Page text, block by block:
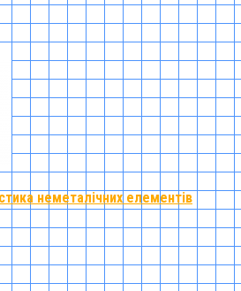
неметалічних елементів